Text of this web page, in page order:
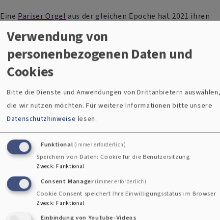
Eine Pariser Orgel aus der gleichen Epoche hat 2021 ihren
Bad Kötztinger Matthäuskirche
stammt aus der berühmten Werkstatt Cavaille-Coll –
Mutin.
Armin Ziegtrum erbaute 2000 in der
sehr eng an die Oberpfälzer Barockorgeln anlehnt.
Verwendung von
personenbezogenen Daten und
Cookies
Bitte die Dienste und Anwendungen von Drittanbietern
die wir nutzen möchten.Für weitere Informationen bitte unsere
Datenschutzhinweise lesen.
Funktional (immer erforderlich)
Speichern von Daten: Cookie für die Benutzersitzung
Zweck: Funktional
Consent Manager (immer erforderlich)
Cookie Consent speichert Ihre Einwilligungsstatus im Browser
Zweck: Funktional
Einbindung von Youtube-Videos